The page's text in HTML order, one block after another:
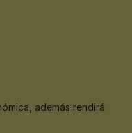
además rendirá